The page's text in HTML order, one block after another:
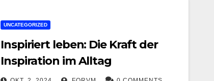
UNCATEGORIZED
Inspiriert leben: Die Kraft der
Inspiration im Alltag